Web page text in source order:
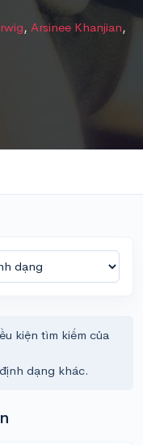
, Arsinee Khanjian,
kiện tìm kiếm của
dạng khác.